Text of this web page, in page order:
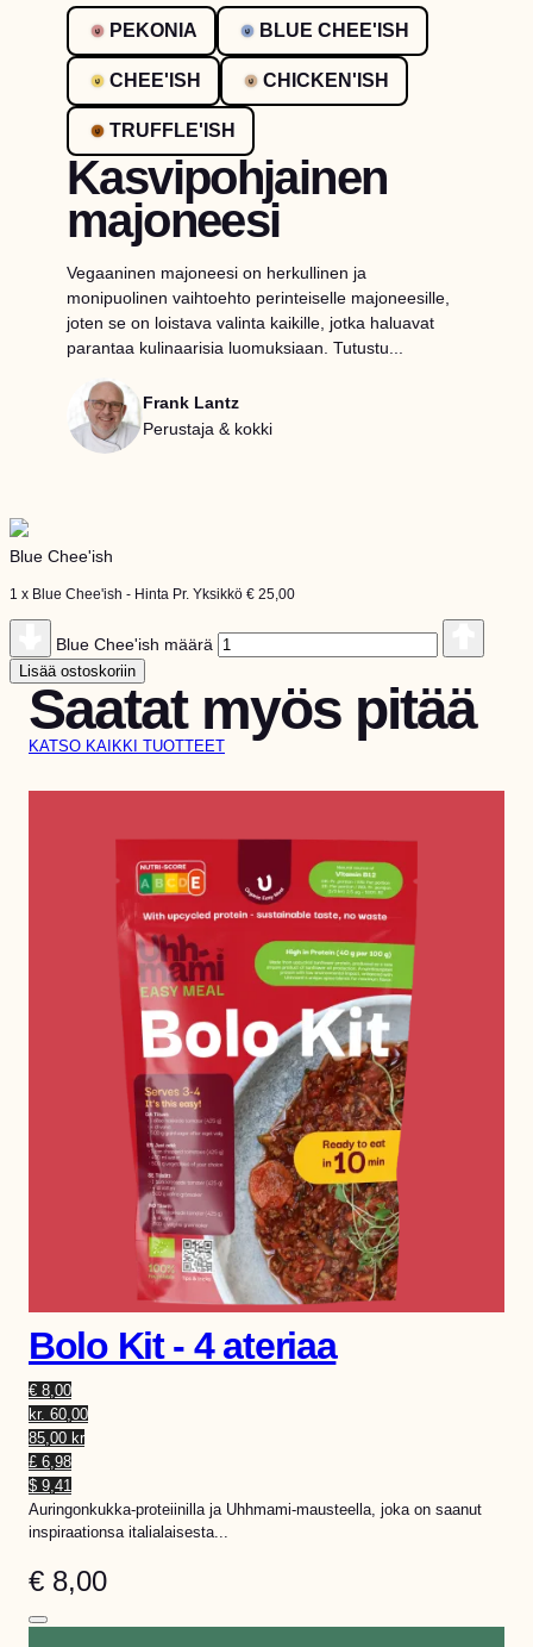
PEKONIA BLUE CHEE'ISH
CHEE'ISH CHICKEN'ISH
TRUFFLE'ISH
Kasvipohjainen
majoneesi
Vegaaninen majoneesi on herkullinen ja
monipuolinen vaihtoehto perinteiselle majoneesille,
joten se on loistava valinta kaikille, jotka haluavat
parantaa kulinaarisia luomuksiaan. Tutustu...
Frank Lantz
Perustaja & kokki
Blue Chee'ish
1 x Blue Chee'ish - Hinta Pr. Yksikkö € 25,00
Blue Chee'ish määrä
Lisää ostoskoriin
Saatat myös pitää
KATSO KAIKKI TUOTTEET
Bolo Kit - 4 ateriaa
€ 8,00
kr. 60,00
85,00 kr
£ 6,98
$ 9,41
Auringonkukka-proteiinilla ja Uhhmami-mausteella, joka on saanut
inspiraationsa italialaisesta...
€ 8,00